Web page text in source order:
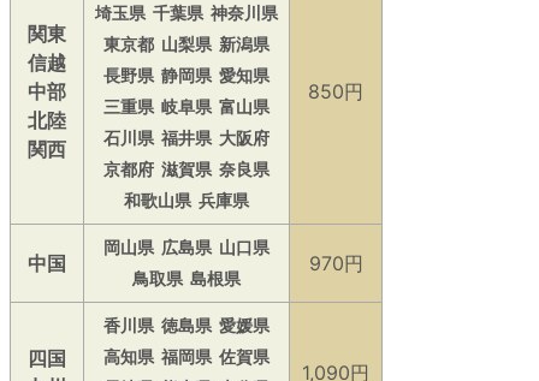
関東
信越
中部
北陸
関西
埼玉県 千葉県 神奈川県
東京都 山梨県 新潟県
長野県 静岡県 愛知県
三重県 岐阜県 富山県
石川県 福井県 大阪府
京都府 滋賀県 奈良県
和歌山県 兵庫県
850円
中国
岡山県 広島県 山口県
鳥取県 島根県
970円
四国
香川県 徳島県 愛媛県
高知県 福岡県 佐賀県
1,090円